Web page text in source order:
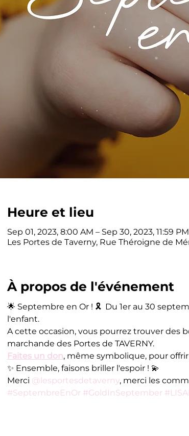
Heure et lieu
Sep 01, 2023, 8:00 AM – Sep 30, 2023, 11:59 PM
Les Portes de Taverny, Rue Théroigne de
À propos de l'événement
🌟 Septembre en Or ! 🎗️  Du 1er au 30
l'enfant.
A cette occasion, vous pourrez trouver des
marchande des Portes de TAVERNY.
Faites un don, même symbolique, pour
✨ Ensemble, faisons briller l'espoir ! 💫
Merci @lesportesdetaverny, merci les
#SeptembreEnOr #GoldInSeptember